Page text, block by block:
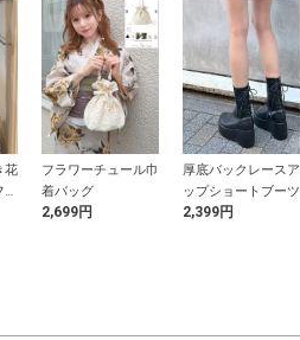
花
フラワーチュール巾
着バッグ
2,699円
厚底バックレースア
ップショートブーツ
2,399円